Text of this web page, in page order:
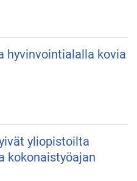
hyvinvointialalla kovia
yliopistoilta
kokonaistyöajan